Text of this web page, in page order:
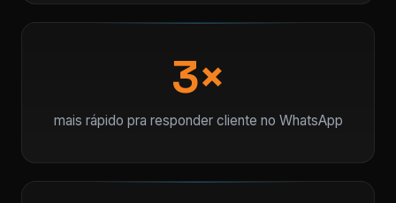
3×
mais rápido pra responder cliente no WhatsApp